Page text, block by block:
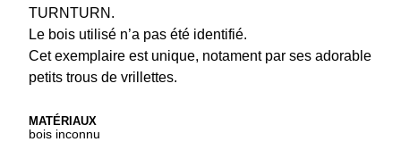
TURNTURN.
Le bois utilisé n’a pas été identifié.
Cet exemplaire est unique, notament par ses adorable
petits trous de vrillettes.
MATÉRIAUX
bois inconnu